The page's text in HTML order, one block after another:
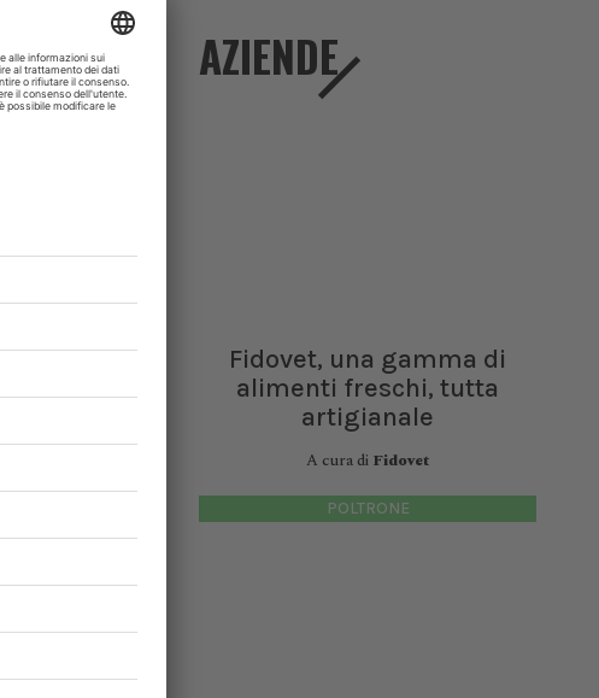
,
estero,
AZIENDE
Fidovet, una gamma di
alimenti freschi, tutta
artigianale
A cura di Fidovet
POLTRONE